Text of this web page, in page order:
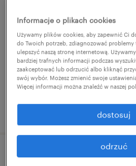
szczecin,
praca tymczasowa
opublikowano 26 czerwca 2026
magazynier ii szczecin
Informacje o plikach cookies
Używamy plików cookies, aby zapewnić Ci
do Twoich potrzeb, zdiagnozować
ulepszyć naszą stronę internetową.
bardziej trafnych informacji podczas
zaakceptować lub odrzucić albo kliknąć
swój wybór. Możesz zmienić swoje
Więcej informacji można znaleźć w naszej
odrzuć
dostosuj